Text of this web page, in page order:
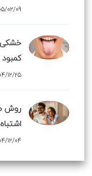
02/09
خشکی
12/25
روش
12/04